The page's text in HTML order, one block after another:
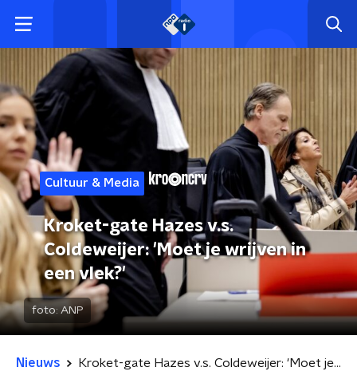
Cultuur & Media
Kroket-gate Hazes v.s.
Coldeweijer: 'Moet je wrijven in
een vlek?'
foto: ANP
Nieuws Kroket-gate Hazes v.s. Coldeweijer: 'Moet je wrijven in een vlek?'